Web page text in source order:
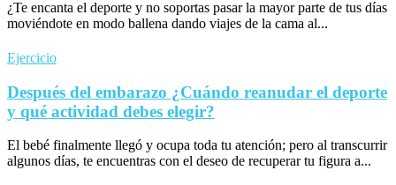
¿Te encanta el deporte y no soportas pasar la mayor parte de tus días
moviéndote en modo ballena dando viajes de la cama al...
Ejercicio
Después del embarazo ¿Cuándo reanudar el deporte
y qué actividad debes elegir?
El bebé finalmente llegó y ocupa toda tu atención; pero al transcurrir
algunos días, te encuentras con el deseo de recuperar tu figura a...